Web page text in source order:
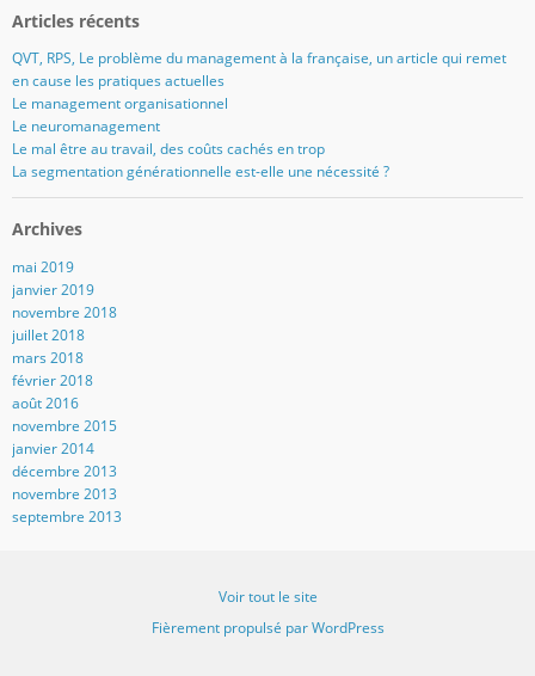
Articles récents
QVT, RPS, Le problème du management à la française, un article qui remet
en cause les pratiques actuelles
Le management organisationnel
Le neuromanagement
Le mal être au travail, des coûts cachés en trop
La segmentation générationnelle est-elle une nécessité ?
Archives
mai 2019
janvier 2019
novembre 2018
juillet 2018
mars 2018
février 2018
août 2016
novembre 2015
janvier 2014
décembre 2013
novembre 2013
septembre 2013
Voir tout le site
Fièrement propulsé par WordPress